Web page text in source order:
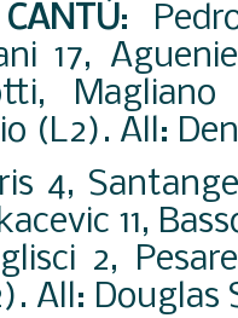
:
17,
Magliano
(L2). All:
4,
11,
2,
All: Douglas